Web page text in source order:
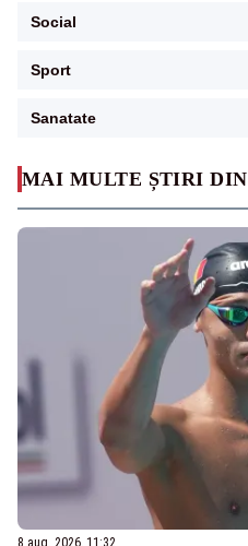
MAI MULTE ȘTIRI DIN
8 aug. 2026, 11:32
Social
Sport
Sanatate